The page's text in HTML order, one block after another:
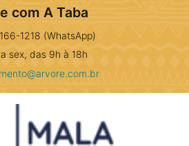
com A Taba
1218 (WhatsApp)
sex, das 9h à 18h